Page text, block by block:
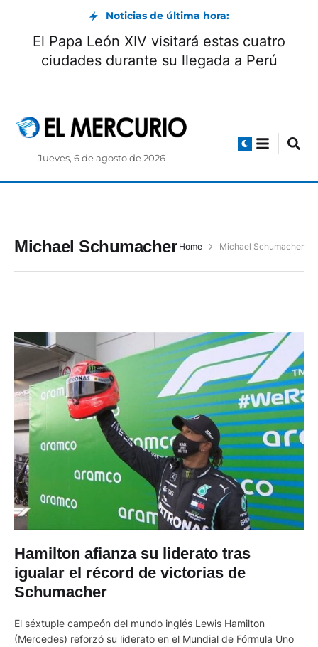
Noticias de última hora:
El Papa León XIV visitará estas cuatro
ciudades durante su llegada a Perú
Jueves, 6 de agosto de 2026
Michael Schumacher Home Michael Schumacher
Hamilton afianza su liderato tras
igualar el récord de victorias de
Schumacher
El séxtuple campeón del mundo inglés Lewis Hamilton
(Mercedes) reforzó su liderato en el Mundial de Fórmula Uno